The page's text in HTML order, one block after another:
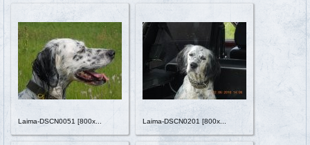
Laima-DSCN0051 [800x... Laima-DSCN0201 [800x...